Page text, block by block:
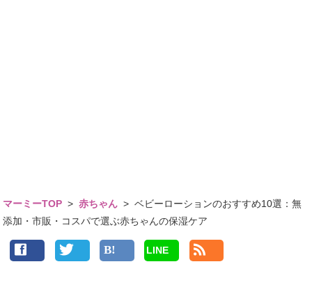
マーミーTOP >赤ちゃん >ベビーローションのおすすめ10選：無
添加・市販・コスパで選ぶ赤ちゃんの保湿ケア
LINE